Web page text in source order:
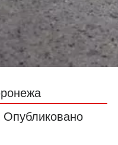
Опубликовано